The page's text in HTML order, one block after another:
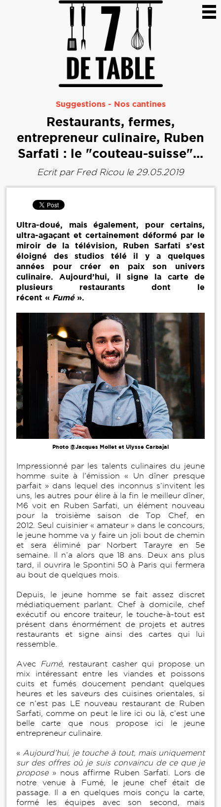
Suggestions- Nos cantines
Restaurants, fermes,
entrepreneur culinaire, Ruben
Sarfati : le "couteau-suisse"...
Ecrit par Fred Ricoule 29.05.2019
Ultra-doué, mais également, pour certains,
ultra-agaçant et certainement déformé par le
miroir de la télévision, Ruben Sarfati s’est
éloigné des studios télé il y a quelques
années pour créer en paix son univers
culinaire. Aujourd’hui, il signe la carte de
plusieurs restaurants dont le
récent « Fumé ».
Photo @Jacques Mollet et Ulysse Carbajal
Impressionné par les talents culinaires du jeune
homme suite à l’émission « Un dîner presque
parfait » dans lequel des inconnus s’invitent les
uns, les autres pour élire à la fin le meilleur dîner,
M6 voit en Ruben Sarfati, un élément nouveau
pour la troisième saison de Top Chef, en
2012. Seul cuisinier « amateur » dans le concours,
le jeune homme va y faire un joli bout de chemin
et sera éliminé par Norbert Tarayre en 5e
semaine. Il n’a alors que 18 ans. Deux ans plus
tard, il ouvrira le Spontini 50 à Paris qui fermera
au bout de quelques mois.
Depuis, le jeune homme se fait assez discret
médiatiquement parlant. Chef à domicile, chef
exécutif ou encore traiteur, le touche-à-tout est
présent dans énormément de projets et autres
restaurants et signe ainsi des cartes qui lui
ressemble.
Avec Fumé, restaurant casher qui propose un
mix intéressant entre les viandes et poissons
cuits et fumés doucement pendant quelques
heures et les saveurs des cuisines orientales, si
ce n’est pas LE nouveau restaurant de Ruben
Sarfati, comme on peut le lire ici ou là, c’est une
belle carte que nous propose ici le jeune
entrepreneur culinaire.
« Aujourd’hui, je touche à tout, mais uniquement
sur des offres où je suis convaincu de ce que je
propose» nous affirme Ruben Sarfati. Lors de
notre venue à Fumé, le jeune chef était de
passage. Il a en quelques mois conçu la carte,
formé les équipes avec son second, mais